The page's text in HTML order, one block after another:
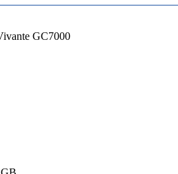
GC7000